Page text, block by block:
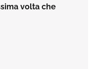
volta che